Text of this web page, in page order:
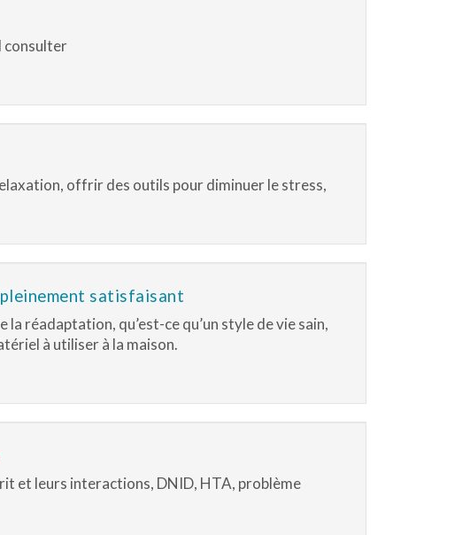
consulter
offrir des outils pour diminuer le stress,
satisfaisant
réadaptation, qu’est-ce qu’un style de vie sain,
à utiliser à la maison.
et leurs interactions, DNID, HTA, problème